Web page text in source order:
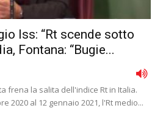
Iss: “Rt scende sotto
Fontana: “Bugie...
frena la salita dell'indice Rt in Italia.
2020 al 12 gennaio 2021, l'Rt medio...